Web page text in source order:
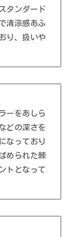
タンダード
清涼感あふ
り、扱いや
ーをあしら
どの深さを
なっており
められた棘
トとなって